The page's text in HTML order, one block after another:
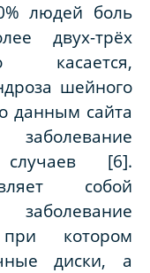
людей боль
двух-трёх
шейного
данным сайта
[6].
собой
котором
диски, а